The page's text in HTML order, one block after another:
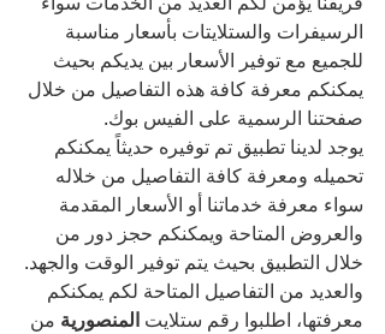
الرسيفرات والستلايتات بأسعار مناسبة
للجميع مع توفير الأسعار بين يديكم بحيث
يمكنكم معرفة كافة هذه التفاصيل من خلال
صفحتنا الرسمية على الفيس بوك.
يوجد لدينا تطبيق تم توفيره حديثاً يمكنكم
تحميله ومعرفة كافة التفاصيل من خلاله
سواء معرفة خدماتنا أو الأسعار المقدمة
والعروض المتاحة ويمكنكم حجز دور من
خلال التطبيق بحيث يتم توفير الوقت والجهد.
والعديد من التفاصيل المتاحة لكم يمكنكم
معرفتها، اطلبوا رقم ستلايت المنصورية من